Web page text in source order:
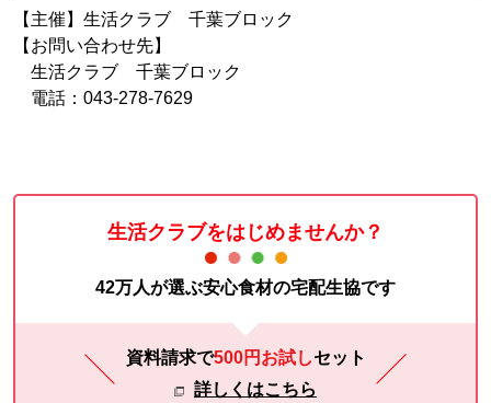
【主催】生活クラブ 千葉ブロック
【お問い合わせ先】
生活クラブ 千葉ブロック
電話：043-278-7629
生活クラブをはじめませんか？
42万人が選ぶ安心食材の宅配生協です
資料請求で500円お試しセット
詳しくはこちら